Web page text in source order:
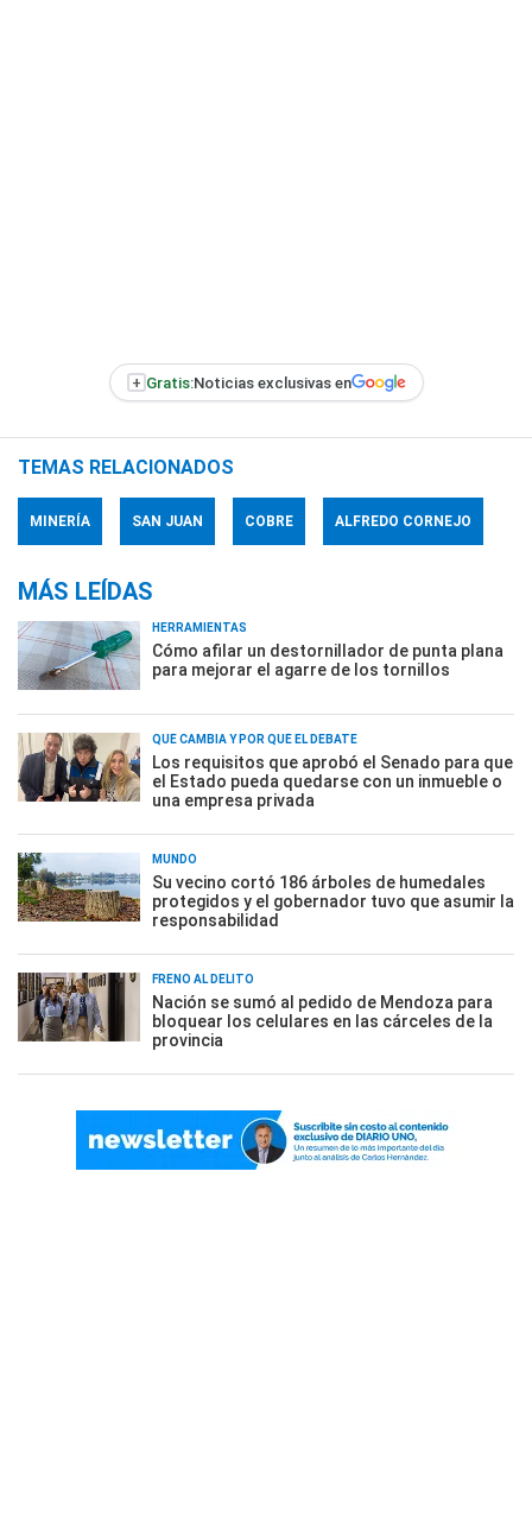
+ Gratis:Noticias exclusivas en
TEMAS RELACIONADOS
MINERÍA SAN JUAN COBRE ALFREDO CORNEJO
MÁS LEÍDAS
HERRAMIENTAS
Cómo afilar un destornillador de punta plana
para mejorar el agarre de los tornillos
QUÉ CAMBIA Y POR QUÉ EL DEBATE
Los requisitos que aprobó el Senado para que
el Estado pueda quedarse con un inmueble o
una empresa privada
MUNDO
Su vecino cortó 186 árboles de humedales
protegidos y el gobernador tuvo que asumir la
responsabilidad
FRENO AL DELITO
Nación se sumó al pedido de Mendoza para
bloquear los celulares en las cárceles de la
provincia